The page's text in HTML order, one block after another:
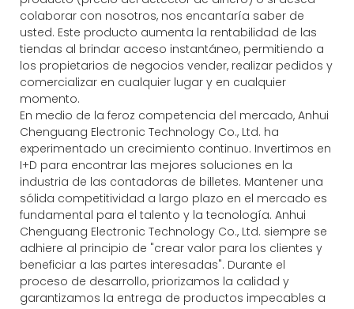
colaborar con nosotros, nos encantaría saber de
usted. Este producto aumenta la rentabilidad de las
tiendas al brindar acceso instantáneo, permitiendo a
los propietarios de negocios vender, realizar pedidos y
comercializar en cualquier lugar y en cualquier
momento.
En medio de la feroz competencia del mercado, Anhui
Chenguang Electronic Technology Co., Ltd. ha
experimentado un crecimiento continuo. Invertimos en
I+D para encontrar las mejores soluciones en la
industria de las contadoras de billetes. Mantener una
sólida competitividad a largo plazo en el mercado es
fundamental para el talento y la tecnología. Anhui
Chenguang Electronic Technology Co., Ltd. siempre se
adhiere al principio de "crear valor para los clientes y
beneficiar a las partes interesadas". Durante el
proceso de desarrollo, priorizamos la calidad y
garantizamos la entrega de productos impecables a